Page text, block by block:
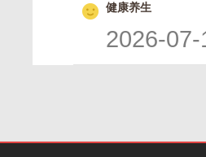
健康养生
2026-